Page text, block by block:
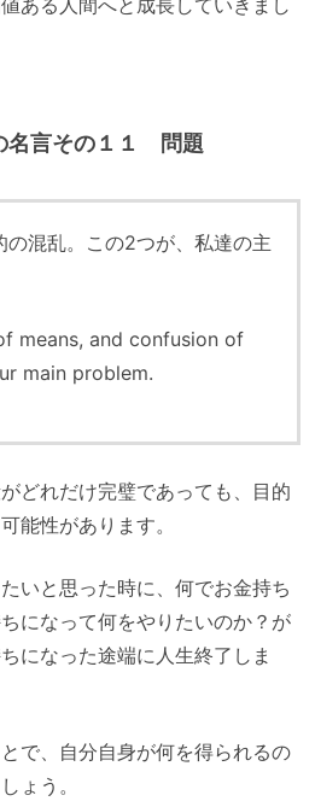
名言その１１ 問題
の混乱。この2つが、私達の主
means, and confusion of
main problem.
どれだけ完璧であっても、目的
能性があります。
いと思った時に、何でお金持ち
になって何をやりたいのか？が
になった途端に人生終了しま
で、自分自身が何を得られるの
ょう。